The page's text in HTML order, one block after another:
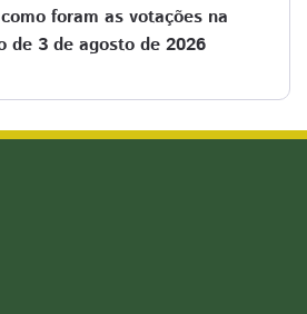
foram as votações na
de 3 de agosto de 2026